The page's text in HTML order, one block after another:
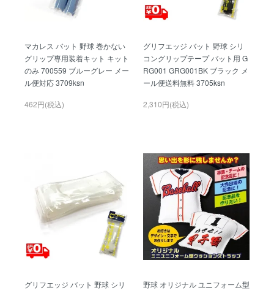
マカレス バット 野球 巻かない
グリップ専用装着キット キット
のみ 700559 ブルーグレー メー
ル便対応 3709ksn
462円(税込)
グリフエッジ バット 野球 シリ
コングリップテープ バット用 G
RG001 GRG001BK ブラック メ
ール便送料無料 3705ksn
2,310円(税込)
グリフエッジ バット 野球 シリ
野球 オリジナル ユニフォーム型